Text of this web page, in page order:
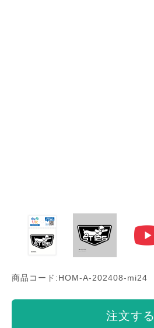
商品コード:HOM-A-202408-mi24
注文する